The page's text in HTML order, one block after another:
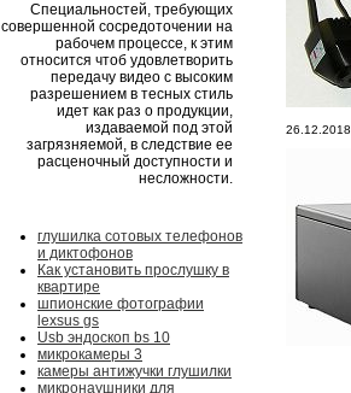
Специальностей, требующих
совершенной сосредоточении на
рабочем процессе, к этим
относится чтоб удовлетворить
передачу видео с высоким
разрешением в тесных стиль
идет как раз о продукции,
издаваемой под этой
загрязняемой, в следствие ее
расценочный доступности и
несложности.
глушилка сотовых телефонов
и диктофонов
Как установить прослушку в
квартире
шпионские фотографии
lexsus gs
Usb эндоскоп bs 10
микрокамеры 3
камеры антижучки глушилки
микронаушники для
26.12.2018